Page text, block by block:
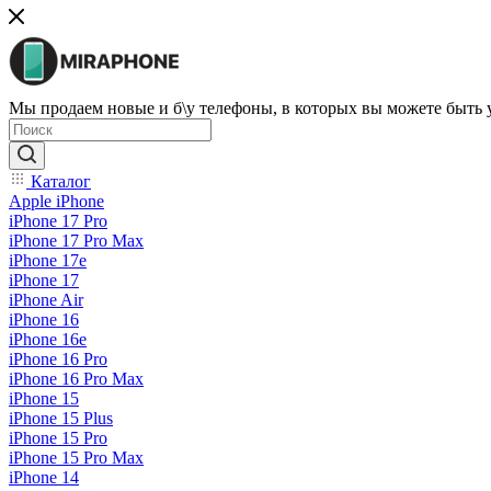
Мы продаем новые и б\у телефоны, в которых вы можете быть
Каталог
Apple iPhone
iPhone 17 Pro
iPhone 17 Pro Max
iPhone 17e
iPhone 17
iPhone Air
iPhone 16
iPhone 16e
iPhone 16 Pro
iPhone 16 Pro Max
iPhone 15
iPhone 15 Plus
iPhone 15 Pro
iPhone 15 Pro Max
iPhone 14